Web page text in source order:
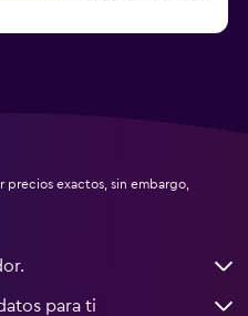
exactos, sin embargo,
para ti